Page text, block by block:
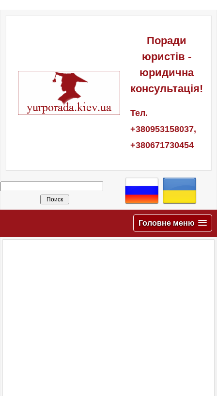
Поради
юристів -
юридична
консультація!
Тел.
+380953158037,
+380671730454
Головне меню